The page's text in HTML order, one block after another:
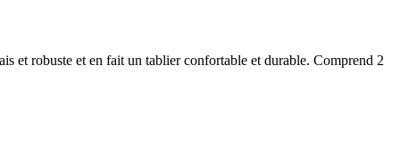
et robuste et en fait un tablier confortable et durable. Comprend 2